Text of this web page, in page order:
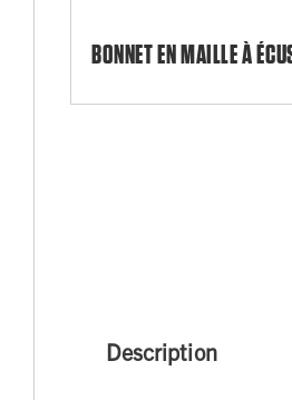
BONNET EN MAILLE À
Description